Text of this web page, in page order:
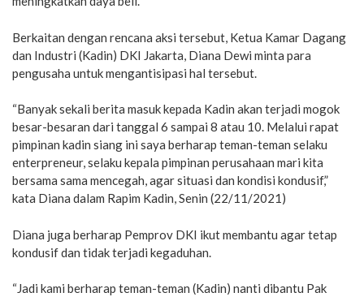
Berkaitan dengan rencana aksi tersebut, Ketua Kamar Dagang
dan Industri (Kadin) DKI Jakarta, Diana Dewi minta para
pengusaha untuk mengantisipasi hal tersebut.
“Banyak sekali berita masuk kepada Kadin akan terjadi mogok
besar-besaran dari tanggal 6 sampai 8 atau 10. Melalui rapat
pimpinan kadin siang ini saya berharap teman-teman selaku
enterpreneur, selaku kepala pimpinan perusahaan mari kita
bersama sama mencegah, agar situasi dan kondisi kondusif,”
kata Diana dalam Rapim Kadin, Senin (22/11/2021)
Diana juga berharap Pemprov DKI ikut membantu agar tetap
kondusif dan tidak terjadi kegaduhan.
“Jadi kami berharap teman-teman (Kadin) nanti dibantu Pak